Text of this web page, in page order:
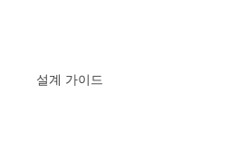
설계 가이드